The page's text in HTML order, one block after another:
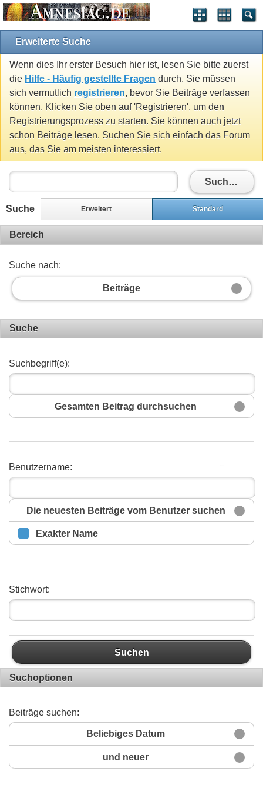
Erweiterte Suche
Wenn dies Ihr erster Besuch hier ist, lesen Sie bitte zuerst
die Hilfe - Häufig gestellte Fragen durch. Sie müssen
sich vermutlich registrieren, bevor Sie Beiträge verfassen
können. Klicken Sie oben auf 'Registrieren', um den
Registrierungsprozess zu starten. Sie können auch jetzt
schon Beiträge lesen. Suchen Sie sich einfach das Forum
aus, das Sie am meisten interessiert.
Suchen
Suche Erweitert Standard
Bereich
Suche nach:
Beiträge
Suche
Suchbegriff(e):
Gesamten Beitrag durchsuchen
Benutzername:
Die neuesten Beiträge vom Benutzer suchen
Exakter Name
Stichwort:
Suchen
Suchoptionen
Beiträge suchen:
Beliebiges Datum
und neuer